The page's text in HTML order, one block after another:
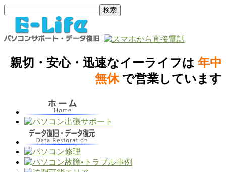
親切・安心・迅速なイーライフは 年中
無休で営業しています